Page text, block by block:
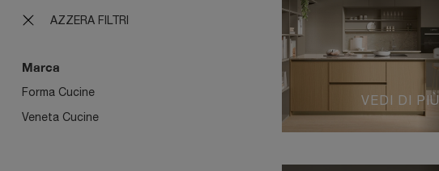
AZZERA FILTRI
Marca
Forma Cucine
Veneta Cucine
VEDI DI PIÙ